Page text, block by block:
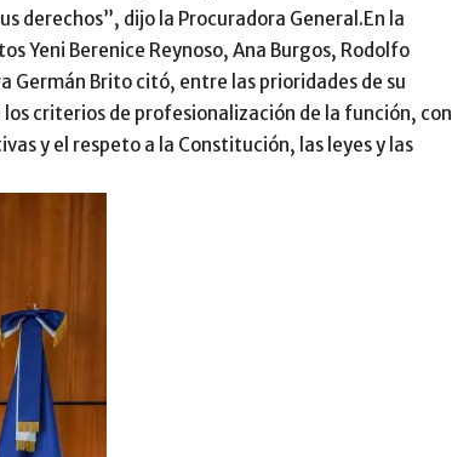
derechos”, dijo la Procuradora General.En la
Yeni Berenice Reynoso, Ana Burgos, Rodolfo
Germán Brito citó, entre las prioridades de su
criterios de profesionalización de la función, con
y el respeto a la Constitución, las leyes y las